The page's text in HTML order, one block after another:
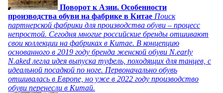
Поворот к Азии. Особенности
производства обуви на фабрике в Китае Поиск
партнерской фабрики для производства обуви – процесс
непростой. Сегодня многие российские бренды отшивают
свои коллекции на фабриках в Китае. В концепцию
основанного в 2019 году бренда женской обуви N.early
N.aked легла идея выпуска туфель, походящих для танцев, с
идеальной посадкой по ноге. Первоначально обувь
отшивалась в Европе, но уже в 2022 году производство
обуви перенесли в Китай.